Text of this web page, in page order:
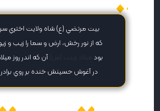
پیامک ولادت حضرت
بيت مرتضي (ع) شاه ولايت اختري سر
که از نور رخش، ارض و سما را زيب و
بود
آن که اندر روز
در آغوش حسينش خنده بر روي برادر